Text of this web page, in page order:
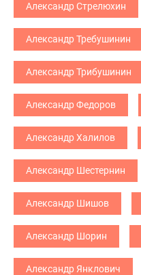
Александр Стрелюхин
Александр Требушинин
Александр Трибушинин
Александр Федоров
Александр Халилов
Александр Шестернин
Александр Шишов
Александр Шорин
Александр Янклович